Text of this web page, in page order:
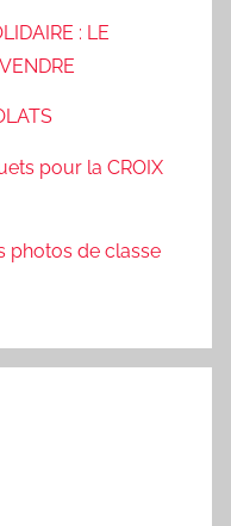
: LE
pour la CROIX
photos de classe